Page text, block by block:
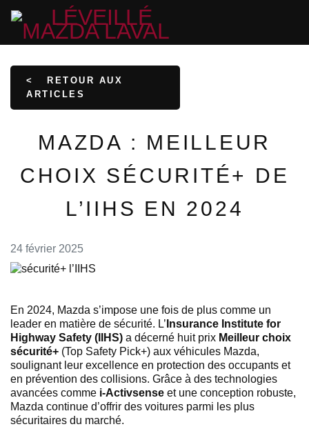
<
RETOUR AUX
ARTICLES
MAZDA : MEILLEUR
CHOIX SÉCURITÉ+ DE
L’IIHS EN 2024
24 février 2025
En 2024, Mazda s’impose une fois de plus comme un
leader en matière de sécurité. L’ Insurance Institute for
Highway Safety (IIHS) a décerné huit prix Meilleur choix
sécurité+ (Top Safety Pick+) aux véhicules Mazda,
soulignant leur excellence en protection des occupants et
en prévention des collisions. Grâce à des technologies
avancées comme i-Activsense et une conception robuste,
Mazda continue d’offrir des voitures parmi les plus
sécuritaires du marché.